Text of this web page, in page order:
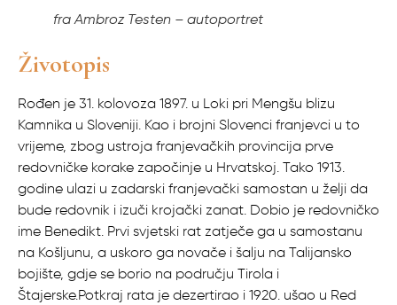
fra Ambroz Testen – autoportret
Životopis
Rođen je 31. kolovoza 1897. u Loki pri Mengšu blizu
Kamnika u Sloveniji. Kao i brojni Slovenci franjevci u to
vrijeme, zbog ustroja franjevačkih provincija prve
redovničke korake započinje u Hrvatskoj. Tako 1913.
godine ulazi u zadarski franjevački samostan u želji da
bude redovnik i izuči krojački zanat. Dobio je redovničko
ime Benedikt. Prvi svjetski rat zatječe ga u samostanu
na Košljunu, a uskoro ga novače i šalju na Talijansko
bojište, gdje se borio na području Tirola i
Štajerske.Potkraj rata je dezertirao i 1920. ušao u Red